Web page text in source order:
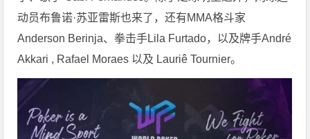
动员布鲁诺·苏亚雷斯也来了，还有MMA格斗家
Anderson Berinja、拳击手Lila Furtado，以及牌手André
Akkari , Rafael Moraes 以及 Lauriê Tournier。